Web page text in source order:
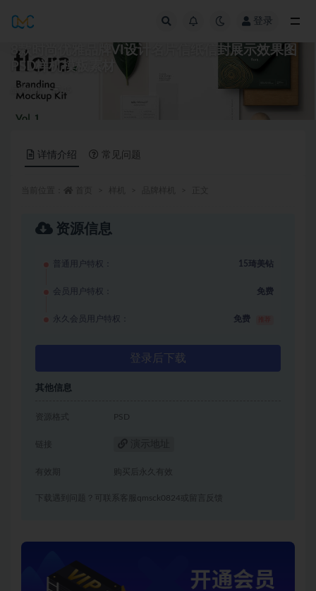
登录
8款时尚优雅品牌VI设计名片信纸信封展示效果图
PSD样机模板素材
品牌样机
详情介绍 常见问题
资源信息
普通用户特权： 15琦美钻
会员用户特权： 免费
永久会员用户特权： 免费
登录后下载
其他信息
资源格式 PSD
链接
有效期 购买后永久有效
下载遇到问题？可联系客服qmsck0824或留言反馈